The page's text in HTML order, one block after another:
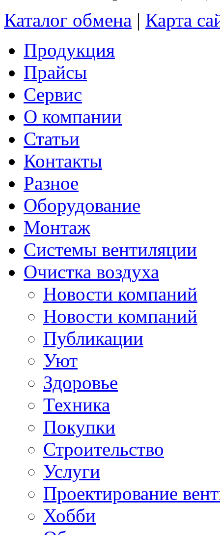
Каталог обмена | Карта
Продукция
Прайсы
Сервис
О компании
Статьи
Контакты
Разное
Оборудование
Монтаж
Системы вентиляции
Очистка воздуха
Новости компаний
Новости компаний
Публикации
Уют
Здоровье
Техника
Покупки
Строительство
Услуги
Проектирование
Хобби